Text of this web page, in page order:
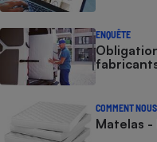
ENQUÊTE
COMMENT
Matelas